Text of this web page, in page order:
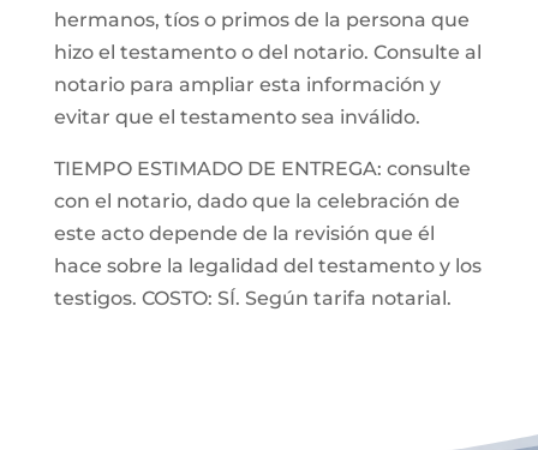
hermanos, tíos o primos de la persona que
hizo el testamento o del notario. Consulte al
notario para ampliar esta información y
evitar que el testamento sea inválido.
TIEMPO ESTIMADO DE ENTREGA: consulte
con el notario, dado que la celebración de
este acto depende de la revisión que él
hace sobre la legalidad del testamento y los
testigos. COSTO: SÍ. Según tarifa notarial.